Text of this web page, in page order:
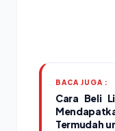
BACA JUGA :
Cara Beli
Termudah